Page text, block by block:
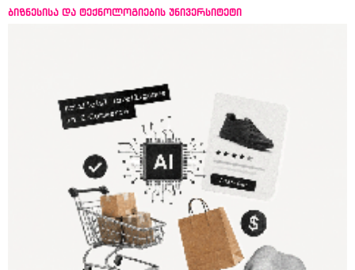
ბიზნესისა და ტექნოლოგიების უნივერსიტეტი